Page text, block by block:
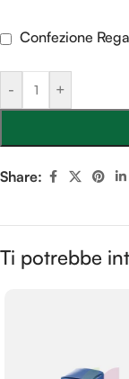
- +
Confezione
Share:
Ti potrebbe